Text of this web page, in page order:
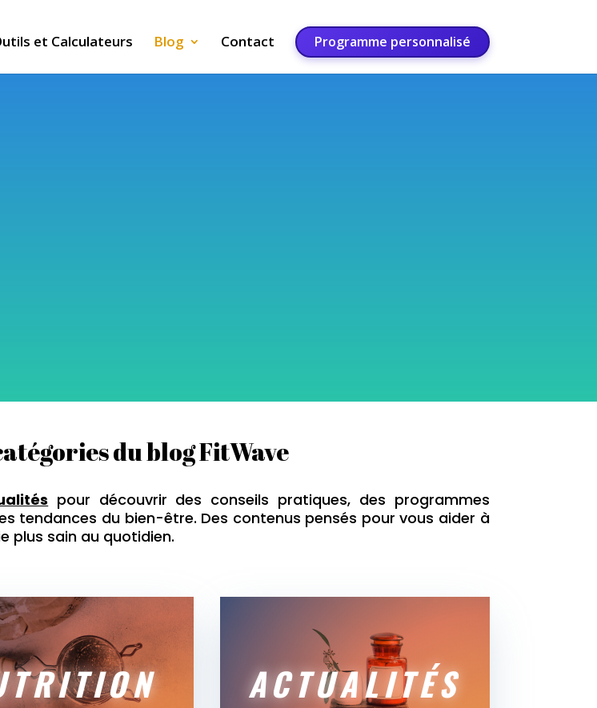
et Calculateurs Blog Contact Programme personnalisé
du blog FitWave
pour découvrir des conseils pratiques, des programmes
tendances du bien-être. Des contenus pensés pour vous aider à
plus sain au quotidien.
ACTUALITÉS